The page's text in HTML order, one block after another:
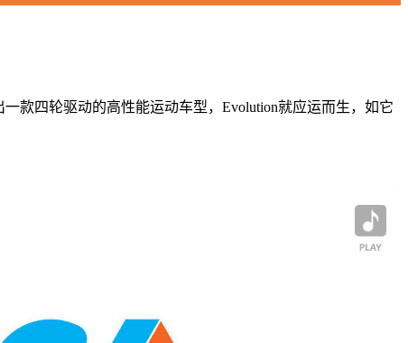
款四轮驱动的高性能运动车型，Evolution就应运而生，如它